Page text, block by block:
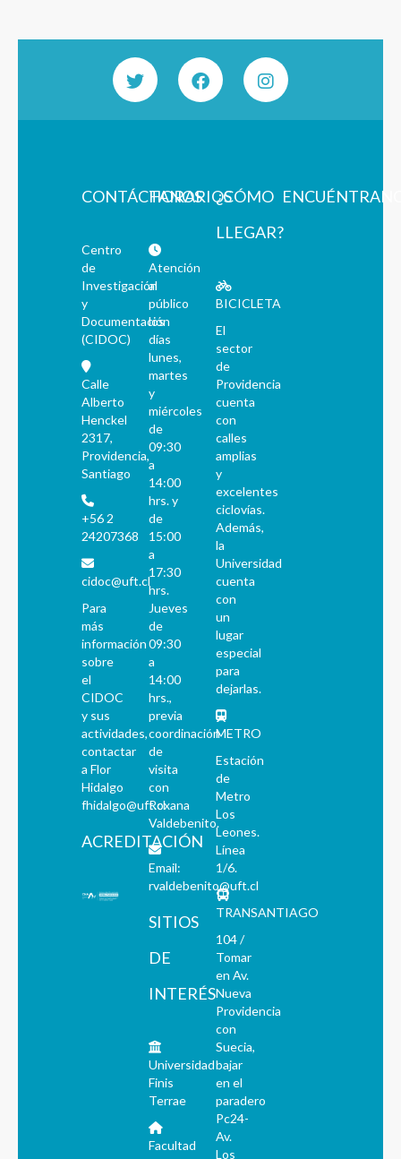
CONTÁCTANOS
Centro
de
Investigación
y
Documentación
(CIDOC)
Calle
Alberto
Henckel
2317,
Providencia,
Santiago
+56 2
24207368
cidoc@uft.cl
Para
más
información
sobre
el
CIDOC
y sus
actividades,
contactar
a Flor
Hidalgo
fhidalgo@uft.cl
ACREDITACIÓN
HORARIOS
Atención
al
público
los
días
lunes,
martes
y
miércoles
de
09:30
a
14:00
hrs. y
de
15:00
a
17:30
hrs.
Jueves
de
09:30
a
14:00
hrs.,
previa
coordinación
de
visita
con
Roxana
Valdebenito.
Email:
rvaldebenito@uft.cl
SITIOS
DE
INTERÉS
Universidad
Finis
Terrae
Facultad
¿CÓMO
LLEGAR?
BICICLETA
El
sector
de
Providencia
cuenta
con
calles
amplias
y
excelentes
ciclovías.
Además,
la
Universidad
cuenta
con
un
lugar
especial
para
dejarlas.
METRO
Estación
de
Metro
Los
Leones.
Línea
1/6.
TRANSANTIAGO
104 /
Tomar
en Av.
Nueva
Providencia
con
Suecia,
bajar
en el
paradero
Pc24-
Av.
Los